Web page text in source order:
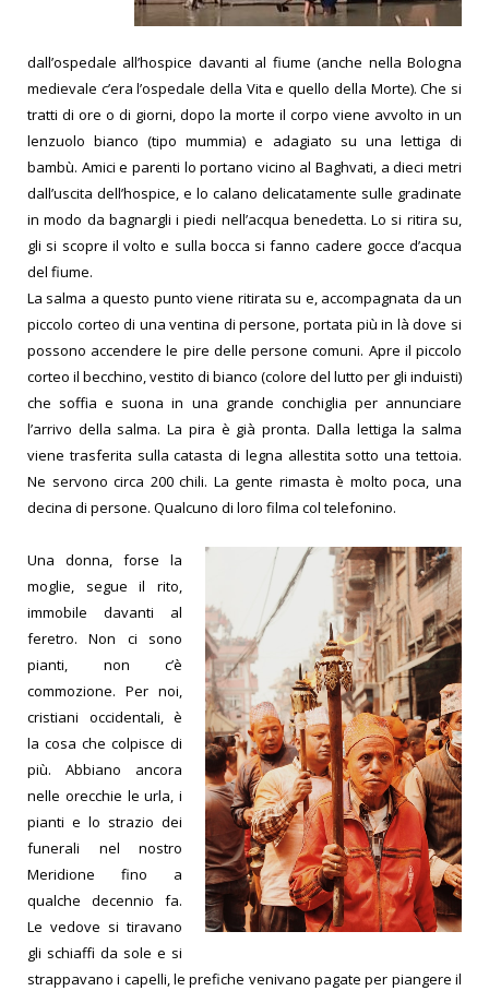
dall’ospedale all’hospice davanti al fiume (anche nella Bologna
medievale c’era l’ospedale della Vita e quello della Morte). Che si
tratti di ore o di giorni, dopo la morte il corpo viene avvolto in un
lenzuolo bianco (tipo mummia) e adagiato su una lettiga di
bambù. Amici e parenti lo portano vicino al Baghvati, a dieci metri
dall’uscita dell’hospice, e lo calano delicatamente sulle gradinate
in modo da bagnargli i piedi nell’acqua benedetta. Lo si ritira su,
gli si scopre il volto e sulla bocca si fanno cadere gocce d’acqua
del fiume.
La salma a questo punto viene ritirata su e, accompagnata da un
piccolo corteo di una ventina di persone, portata più in là dove si
possono accendere le pire delle persone comuni. Apre il piccolo
corteo il becchino, vestito di bianco (colore del lutto per gli induisti)
che soffia e suona in una grande conchiglia per annunciare
l’arrivo della salma.La pira è già pronta. Dalla lettiga la salma
viene trasferita sulla catasta di legna allestita sotto una tettoia.
Ne servono circa 200 chili. La gente rimasta è molto poca, una
decina di persone. Qualcuno di loro filma col telefonino.
Una donna, forse la
moglie, segue il rito,
immobile davanti al
feretro.Non ci sono
pianti, non c’è
commozione. Per noi,
cristiani occidentali, è
la cosa che colpisce di
più. Abbiano ancora
nelle orecchie le urla, i
pianti e lo strazio dei
funerali nel nostro
Meridione fino a
qualche decennio fa.
Le vedove si tiravano
gli schiaffi da sole e si
strappavano i capelli, le prefiche venivano pagate per piangere il